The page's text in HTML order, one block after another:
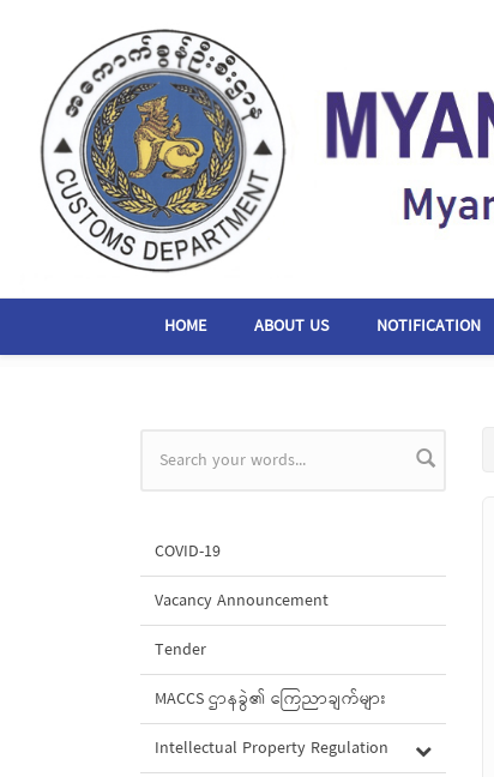
HOME ABOUT US NOTIFICATION
Search form
COVID-19
Vacancy Announcement
Tender
MACCS ဌာနခွဲ၏ ကြေညာချက်များ
Intellectual Property Regulation